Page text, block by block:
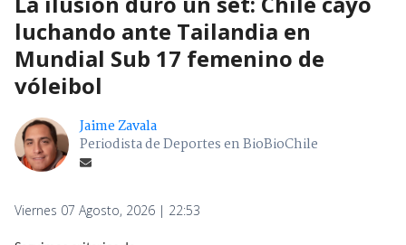
luchando ante Tailandia en
Mundial Sub 17 femenino de
vóleibol
Jaime Zavala
Periodista de Deportes en BioBioChile
Viernes 07 Agosto, 2026 | 22:53